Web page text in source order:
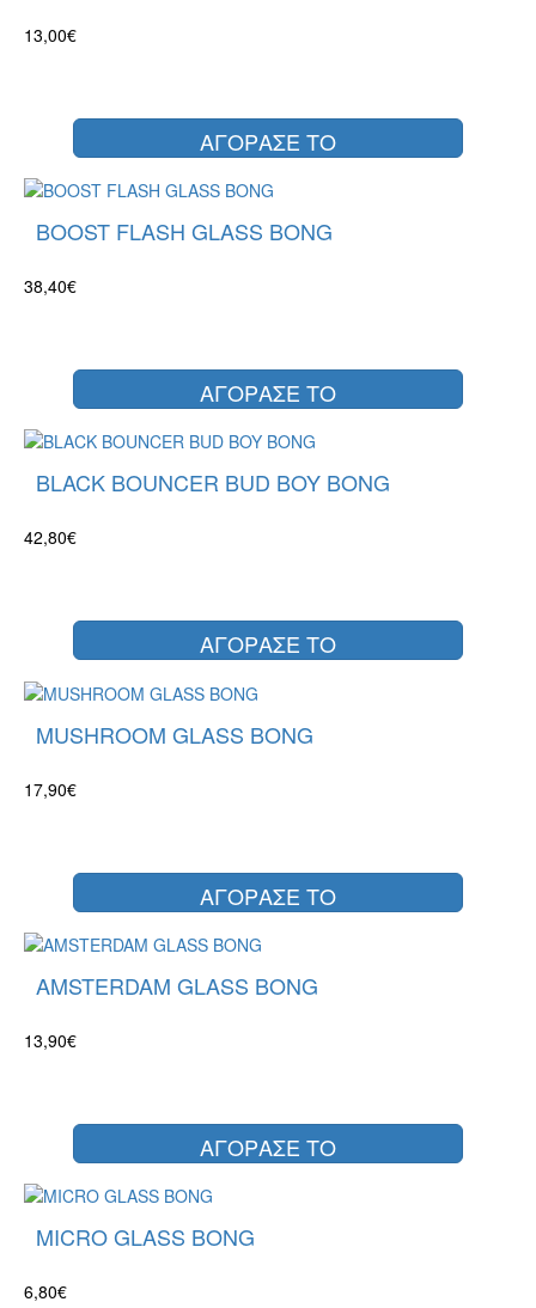
13,00€
ΑΓΟΡΑΣΕ ΤΟ
BOOST FLASH GLASS BONG
38,40€
ΑΓΟΡΑΣΕ ΤΟ
BLACK BOUNCER BUD BOY BONG
42,80€
ΑΓΟΡΑΣΕ ΤΟ
MUSHROOM GLASS BONG
17,90€
ΑΓΟΡΑΣΕ ΤΟ
AMSTERDAM GLASS BONG
13,90€
ΑΓΟΡΑΣΕ ΤΟ
MICRO GLASS BONG
6,80€